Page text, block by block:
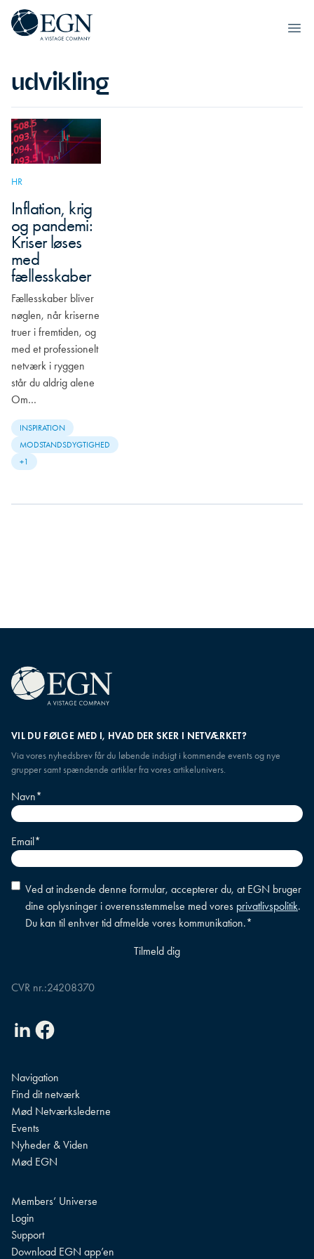
Spring til indhold
Executives' Global Network
udvikling
HR
Inflation, krig
og pandemi:
Kriser løses
med
fællesskaber
Fællesskaber bliver
nøglen, når kriserne
truer i fremtiden, og
med et professionelt
netværk i ryggen
står du aldrig alene
Om…
INSPIRATION
MODSTANDSDYGTIGHED
+1
VIL DU FØLGE MED I, HVAD DER SKER I NETVÆRKET?
Via vores nyhedsbrev får du løbende indsigt i kommende events og nye
grupper samt spændende artikler fra vores artikelunivers.
Navn*
Email*
Accepter
betingelser*
Ved at indsende denne formular, accepterer du, at EGN bruger
dine oplysninger i overensstemmelse med vores privatlivspolitik.
Du kan til enhver tid afmelde vores kommunikation.*
CVR nr.:24208370
LinkedinFacebook
Navigation
Find dit netværk
Mød Netværkslederne
Events
Nyheder & Viden
Mød EGN
Members’ Universe
Login
Support
Download EGN app’en